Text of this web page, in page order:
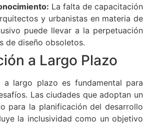
La falta de capacitación
y urbanistas en materia de
puede llevar a la perpetuación
de diseño obsoletos.
a Largo Plazo
a largo plazo es fundamental para
Las ciudades que adoptan un
para la planificación del desarrollo
la inclusividad como un objetivo